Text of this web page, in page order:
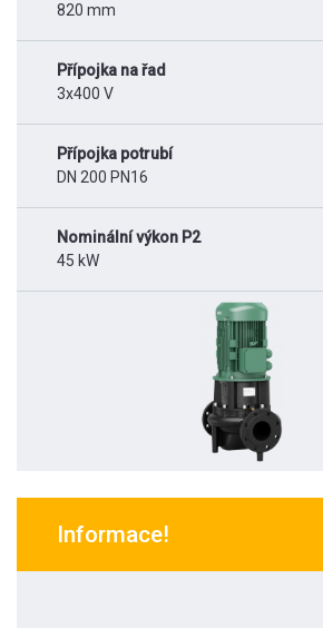
820 mm
Přípojka na řad
3x400 V
Přípojka potrubí
DN 200 PN16
Nominální výkon P2
45 kW
Informace!